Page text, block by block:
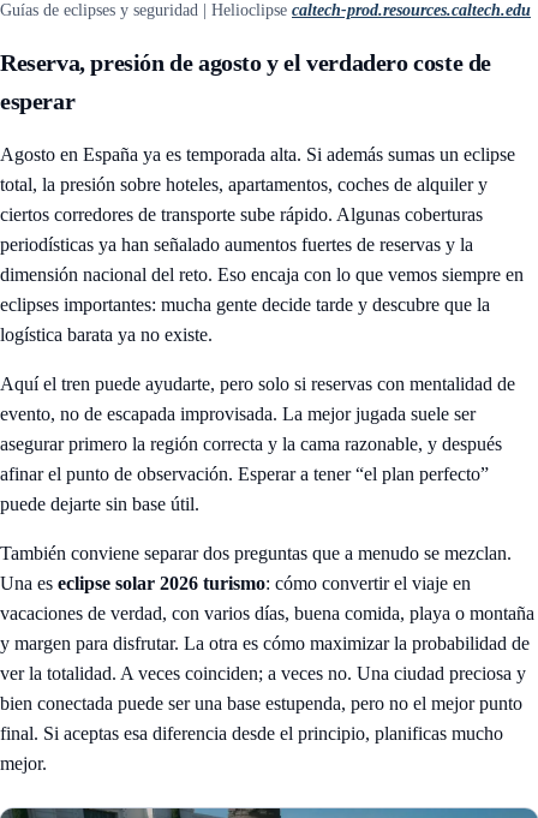
Guías de eclipses y seguridad | Helioclipse caltech-prod.resources.caltech.edu
Reserva, presión de agosto y el verdadero coste de
esperar
Agosto en España ya es temporada alta. Si además sumas un eclipse
total, la presión sobre hoteles, apartamentos, coches de alquiler y
ciertos corredores de transporte sube rápido. Algunas coberturas
periodísticas ya han señalado aumentos fuertes de reservas y la
dimensión nacional del reto. Eso encaja con lo que vemos siempre en
eclipses importantes: mucha gente decide tarde y descubre que la
logística barata ya no existe.
Aquí el tren puede ayudarte, pero solo si reservas con mentalidad de
evento, no de escapada improvisada. La mejor jugada suele ser
asegurar primero la región correcta y la cama razonable, y después
afinar el punto de observación. Esperar a tener “el plan perfecto”
puede dejarte sin base útil.
También conviene separar dos preguntas que a menudo se mezclan.
Una es eclipse solar 2026 turismo: cómo convertir el viaje en
vacaciones de verdad, con varios días, buena comida, playa o montaña
y margen para disfrutar. La otra es cómo maximizar la probabilidad de
ver la totalidad. A veces coinciden; a veces no. Una ciudad preciosa y
bien conectada puede ser una base estupenda, pero no el mejor punto
final. Si aceptas esa diferencia desde el principio, planificas mucho
mejor.